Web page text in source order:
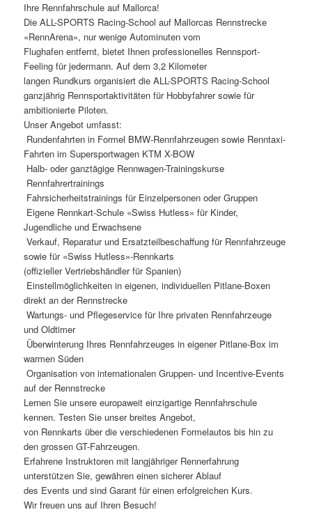
Ihre Rennfahrschule auf Mallorca!
Die ALL-SPORTS Racing-School auf Mallorcas Rennstrecke
«RennArena», nur wenige Autominuten vom
Flughafen entfernt, bietet Ihnen professionelles Rennsport-
Feeling für jedermann. Auf dem 3,2 Kilometer
langen Rundkurs organisiert die ALL-SPORTS Racing-School
ganzjährig Rennsportaktivitäten für Hobbyfahrer sowie für
ambitionierte Piloten.
Unser Angebot umfasst:
 Rundenfahrten in Formel BMW-Rennfahrzeugen sowie Renntaxi-
Fahrten im Supersportwagen KTM X-BOW
 Halb- oder ganztägige Rennwagen-Trainingskurse
 Rennfahrertrainings
 Fahrsicherheitstrainings für Einzelpersonen oder Gruppen
 Eigene Rennkart-Schule «Swiss Hutless» für Kinder,
Jugendliche und Erwachsene
 Verkauf, Reparatur und Ersatzteilbeschaffung für Rennfahrzeuge
sowie für «Swiss Hutless»-Rennkarts
(offizieller Vertriebshändler für Spanien)
 Einstellmöglichkeiten in eigenen, individuellen Pitlane-Boxen
direkt an der Rennstrecke
 Wartungs- und Pflegeservice für Ihre privaten Rennfahrzeuge
und Oldtimer
 Überwinterung Ihres Rennfahrzeuges in eigener Pitlane-Box im
warmen Süden
 Organisation von internationalen Gruppen- und Incentive-Events
auf der Rennstrecke
Lernen Sie unsere europaweit einzigartige Rennfahrschule
kennen. Testen Sie unser breites Angebot,
von Rennkarts über die verschiedenen Formelautos bis hin zu
den grossen GT-Fahrzeugen.
Erfahrene Instruktoren mit langjähriger Rennerfahrung
unterstützen Sie, gewähren einen sicherer Ablauf
des Events und sind Garant für einen erfolgreichen Kurs.
Wir freuen uns auf Ihren Besuch!